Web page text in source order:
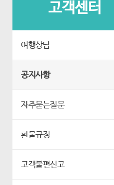
고객센터
여행상담
공지사항
자주묻는질문
환불규정
고객불편신고